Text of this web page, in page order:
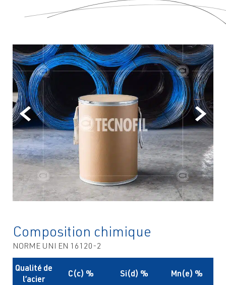
Composition chimique
NORME UNI EN 16120-2
Qualité de
l’acier
C(c) % Si(d) % Mn(e) %